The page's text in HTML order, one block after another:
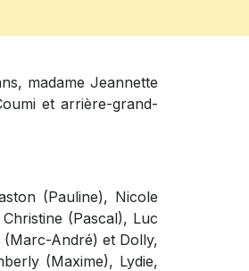
madame Jeannette
et arrière-grand-
(Pauline), Nicole
(Pascal), Luc
(Marc-André) et Dolly,
(Maxime), Lydie,